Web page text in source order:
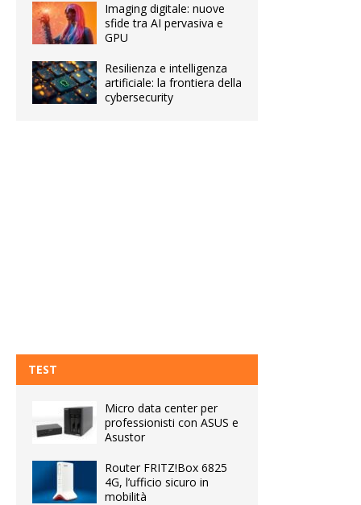
Imaging digitale: nuove
sfide tra AI pervasiva e
GPU
Resilienza e intelligenza
artificiale: la frontiera della
cybersecurity
TEST
Micro data center per
professionisti con ASUS e
Asustor
Router FRITZ!Box 6825
4G, l’ufficio sicuro in
mobilità